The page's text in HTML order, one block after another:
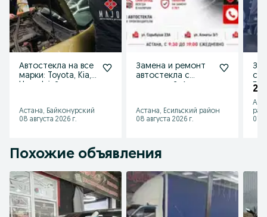
Автостекла на все
марки: Toyota, Kia,
Астана, Байконурский
08 августа 2026 г.
Замена и ремонт
автостекла с
Астана, Есильский район
08 августа 2026 г.
20
07
Похожие объявления